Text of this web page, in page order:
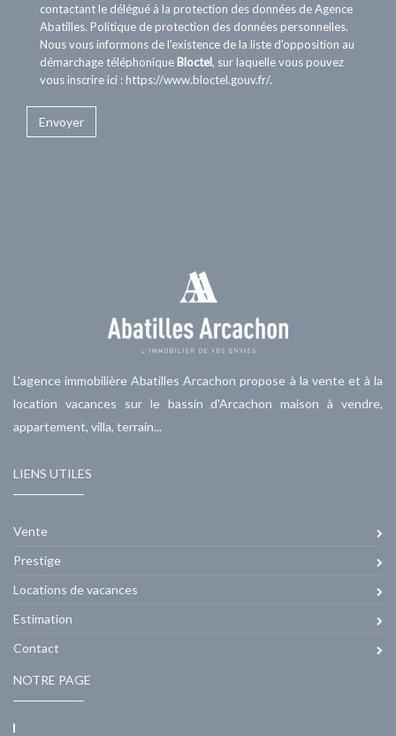
contactant le délégué à la protection des données de Agence
Abatilles. Politique de protection des données personnelles.
Nous vous informons de l'existence de la liste d'opposition au
démarchage téléphonique Bloctel, sur laquelle vous pouvez
vous inscrire ici : https://www.bloctel.gouv.fr/.
Envoyer
L'agence immobilière Abatilles Arcachon propose à la vente et à la
location vacances sur le bassin d'Arcachon maison à vendre,
appartement, villa, terrain...
LIENS UTILES
Vente
Prestige
Locations de vacances
Estimation
Contact
NOTRE PAGE